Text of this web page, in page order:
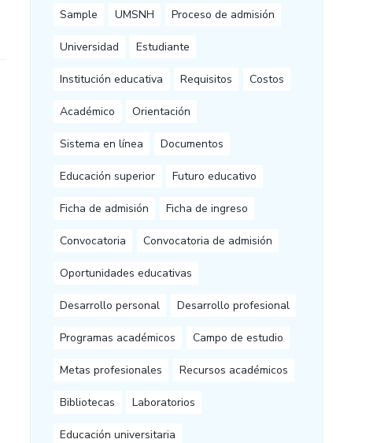
Sample UMSNH Proceso de admisión
Universidad Estudiante
Institución educativa Requisitos Costos
Académico Orientación
Sistema en línea Documentos
Educación superior Futuro educativo
Ficha de admisión Ficha de ingreso
Convocatoria Convocatoria de admisión
Oportunidades educativas
Desarrollo personal Desarrollo profesional
Programas académicos Campo de estudio
Metas profesionales Recursos académicos
Bibliotecas Laboratorios
Educación universitaria